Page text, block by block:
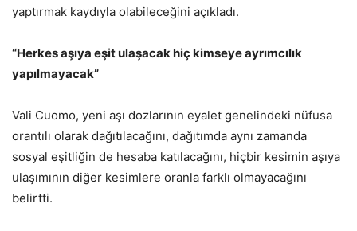
yaptırmak kaydıyla olabileceğini açıkladı.
“Herkes aşıya eşit ulaşacak hiç kimseye ayrımcılık
yapılmayacak”
Vali Cuomo, yeni aşı dozlarının eyalet genelindeki nüfusa
orantılı olarak dağıtılacağını, dağıtımda aynı zamanda
sosyal eşitliğin de hesaba katılacağını, hiçbir kesimin aşıya
ulaşımının diğer kesimlere oranla farklı olmayacağını
belirtti.